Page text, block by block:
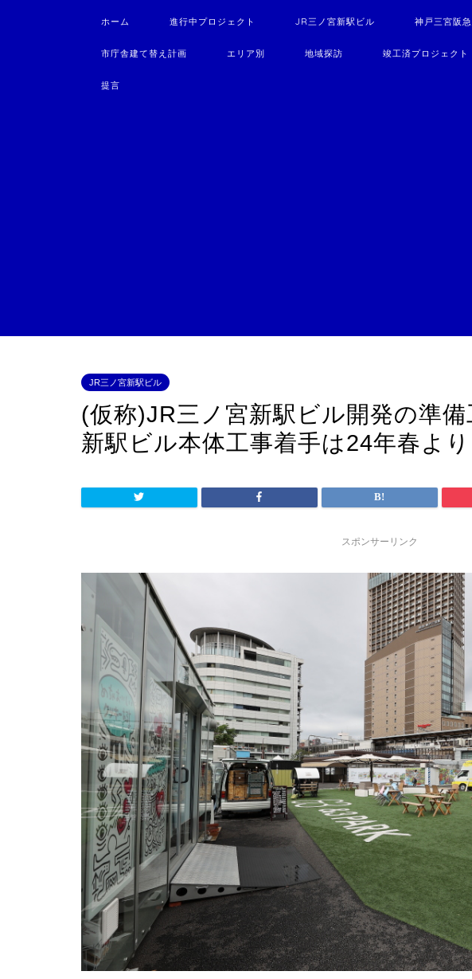
ホーム 進行中プロジェクト JR三ノ宮新駅ビル 神戸三宮阪
市庁舎建て替え計画 エリア別 地域探訪 竣工済プロジェクト
提言
JR三ノ宮新駅ビル
(仮称)JR三ノ宮新駅ビル開発の準備
新駅ビル本体工事着手は24年春より
スポンサーリンク